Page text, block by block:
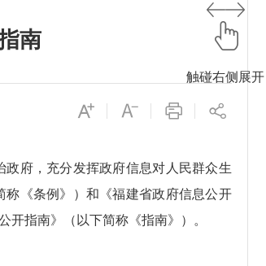
南
府，充分发挥政府信息对人民群众生
《条例》）和《福建省政府信息公开
指南》（以下简称《指南》）。
触碰右侧展开